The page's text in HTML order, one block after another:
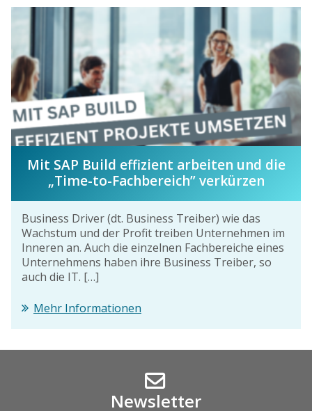
Mit SAP Build effizient arbeiten und die
„Time-to-Fachbereich” verkürzen
Business Driver (dt. Business Treiber) wie das
Wachstum und der Profit treiben Unternehmen im
Inneren an. Auch die einzelnen Fachbereiche eines
Unternehmens haben ihre Business Treiber, so
auch die IT. […]
Mehr Informationen
Newsletter